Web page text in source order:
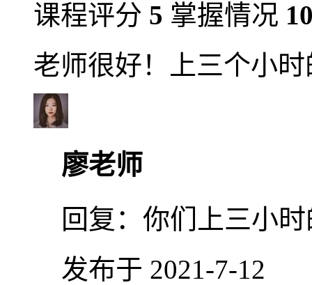
课程评分 5 掌握情况
老师很好！上三个小
廖老师
回复： 你们上三小
发布于 2021-7-12